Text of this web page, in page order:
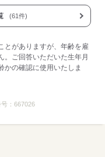
(61件)
とがありますが、年齢を雇
。ご回答いただいた生年月
かの確認に使用いたしま
： 667026